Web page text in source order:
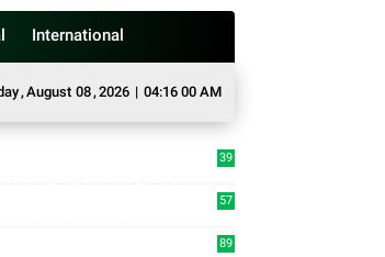
International
,August 08,2026 | 04:16 01 AM
39
57
89